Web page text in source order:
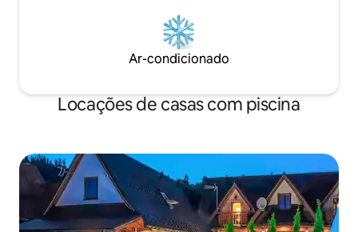
Ar-condicionado
Locações de casas com piscina